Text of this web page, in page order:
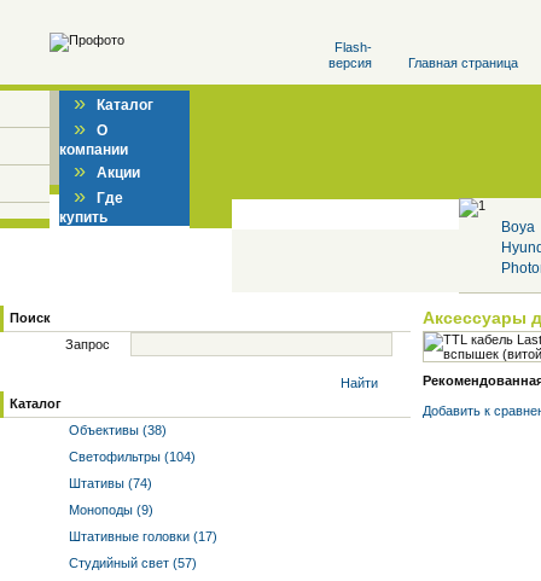
Flash-
версия
Главная страница
» Каталог
» О
компании
» Акции
» Где
купить
Boya
Поиск
Запрос
Найти
Каталог
Объективы (38)
Светофильтры (104)
Штативы (74)
Моноподы (9)
Штативные головки (17)
Студийный свет (57)
Аксессуары
Добавить к